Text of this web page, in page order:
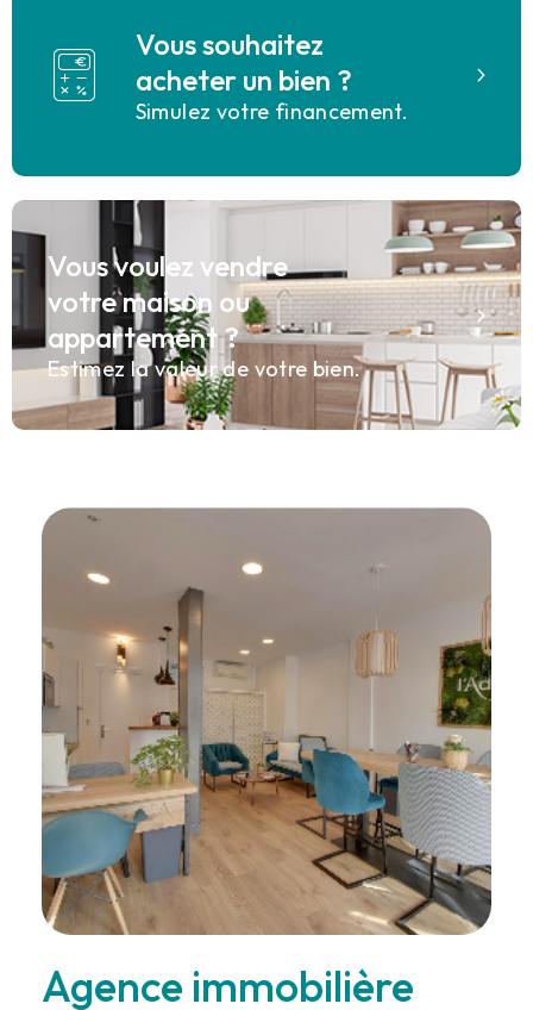
Vous souhaitez
acheter un bien ?
Simulez votre financement.
Vous voulez vendre
votre maison ou
appartement ?
Estimez la valeur de votre bien.
Agence immobilière